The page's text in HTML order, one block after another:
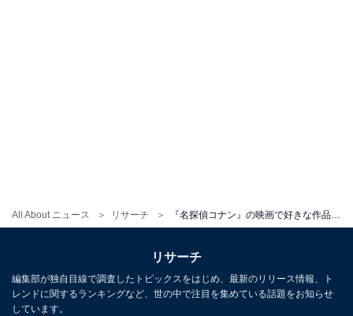
All About ニュース リサーチ
リサーチ
編集部が独自目線で調査したトピックスをはじめ、最新のリリース情報、ト
レンドに関するランキングなど、世の中で注目を集めている話題をお知らせ
しています。